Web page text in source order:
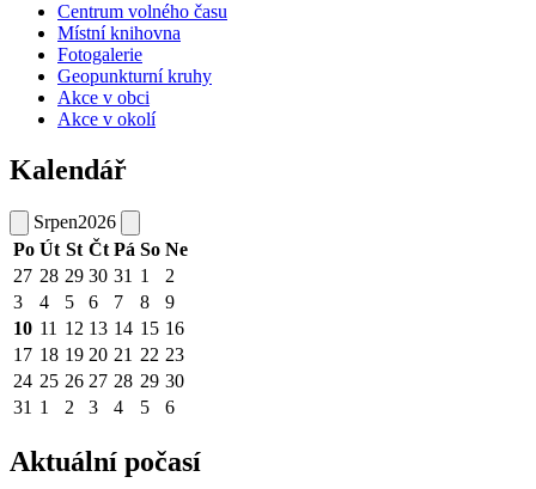
Centrum volného času
Místní knihovna
Fotogalerie
Geopunkturní kruhy
Akce v obci
Akce v okolí
Kalendář
Srpen2026
Po Út St Čt Pá So Ne
27 28 29 30 31 1
2
3
4 5 6 7 8
9
10 11 12 13 14 15 16
17 18 19 20 21 22 23
24 25 26 27 28 29 30
31 1 2 3 4 5 6
Aktuální počasí